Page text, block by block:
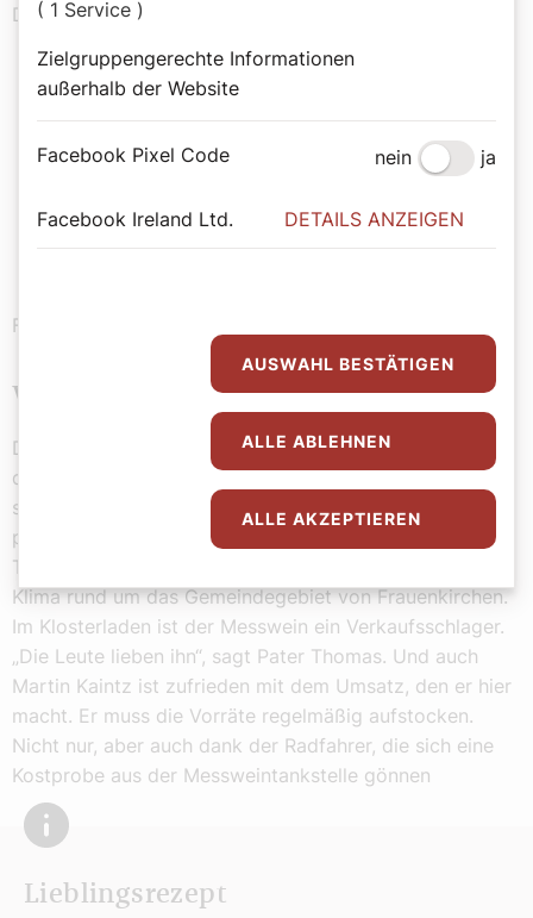
Duftsafari ein paar Straßen weiter.
Klosterladen herein. Hier am
Franziskanerpater Thomas Lackner
Verkaufsschlager: Messwein
Die Zusammenarbeit mit dem Bioweingut Heideboden,
das von Martin Kaintz geführt wird, dauert mittlerweile
sogar schon mehr als vierzig Jahre. Seit 1980
produziert das Weingut Messwein für die Basilika. Die
Trauben wachsen am Heideboden im pannonischen
Klima rund um das Gemeindegebiet von Frauenkirchen.
Im Klosterladen ist der Messwein ein Verkaufsschlager.
„Die Leute lieben ihn“, sagt Pater Thomas. Und auch
Martin Kaintz ist zufrieden mit dem Umsatz, den er hier
macht. Er muss die Vorräte regelmäßig aufstocken.
Nicht nur, aber auch dank der Radfahrer, die sich eine
Kostprobe aus der Messweintankstelle gönnen
Lieblingsrezept
( 1 Service )
Zielgruppengerechte Informationen
außerhalb der Website
Facebook Pixel Code nein ja
Facebook Ireland Ltd. DETAILS ANZEIGEN
AUSWAHL BESTÄTIGEN
ALLE ABLEHNEN
ALLE AKZEPTIEREN